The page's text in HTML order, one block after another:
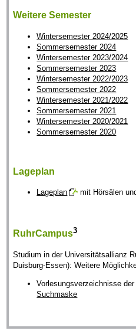
Weitere Semester
Wintersemester 2024/2025
Sommersemester 2024
Wintersemester 2023/2024
Sommersemester 2023
Wintersemester 2022/2023
Sommersemester 2022
Wintersemester 2021/2022
Sommersemester 2021
Wintersemester 2020/2021
Sommersemester 2020
Lageplan
Lageplan mit Hörsälen
RuhrCampus3
Studium in der Universitätsallianz
Duisburg-Essen): Weitere
Vorlesungsverzeichnisse
Suchmaske